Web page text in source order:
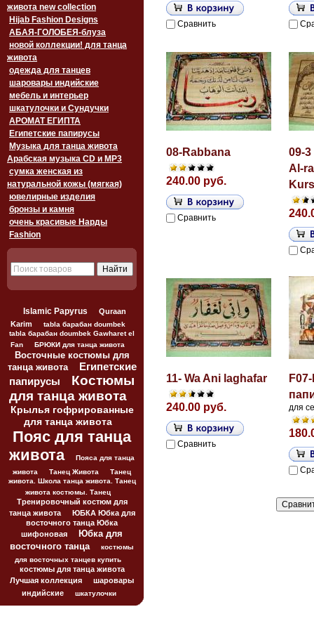
живота new collection
Hijab Fashion Designs
АБАЯ-ГОЛОБЕЯ-блуза
новой коллекции! для танца
живота
одежда для танцев
шаровары индийские
мебель и интерьер
шкатулочки и Сундучки
АРОМАТ ЕГИПТА
Египетские папирусы
Музыка для танца живота
Арабская музыка CD и MP3
сумка женская из
натуральной кожы (мягкая)
ювелирные изделия
бронзы и камня
очень красивые Нарды
Fashion
Islamic Papyrus
Quraan
Karim
tabla барабан doumbek
tabla барабан doumbek Gawharet el
Fan
БРЮКИ для танца живота
Восточные костюмы для
танца живота
Египетские
папирусы
Костюмы
для танца живота
Крылья гофрированные
для танца живота
Пояс для танца
живота
Пояса для танца
живота
Танец Живота
Танец
живота. Школа танца живота. Танец
живота костюмы. Танец
Тренировочный костюм для
танца живота
ЮБКА Юбка для
восточного танца Юбка
шифоновая
Юбка для
восточного танца
костюмы
для восточных танцев купить
костюмы для танца живота
Лучшая коллекция
шаровары
индийские
шкатулочки
Сравнить
08-Rabbana
240.00 руб.
Сравнить
09-3
Al-
11- Wa Ani laghafar
240.00 руб.
Сравнить
для